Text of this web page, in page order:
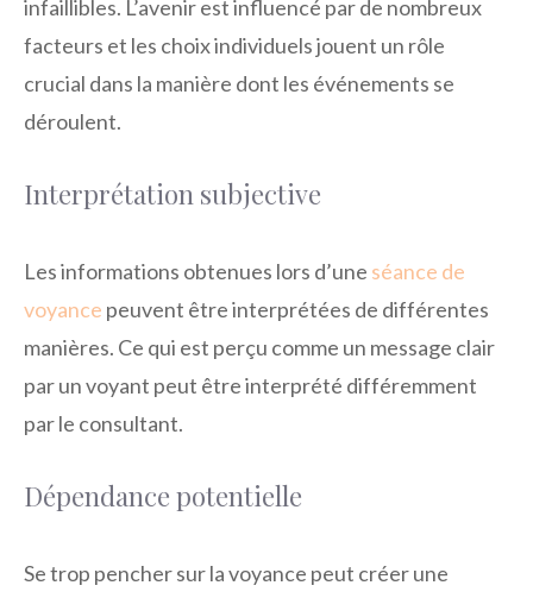
infaillibles. L’avenir est influencé par de nombreux
facteurs et les choix individuels jouent un rôle
crucial dans la manière dont les événements se
déroulent.
Interprétation subjective
Les informations obtenues lors d’une séance de
voyance peuvent être interprétées de différentes
manières. Ce qui est perçu comme un message clair
par un voyant peut être interprété différemment
par le consultant.
Dépendance potentielle
Se trop pencher sur la voyance peut créer une